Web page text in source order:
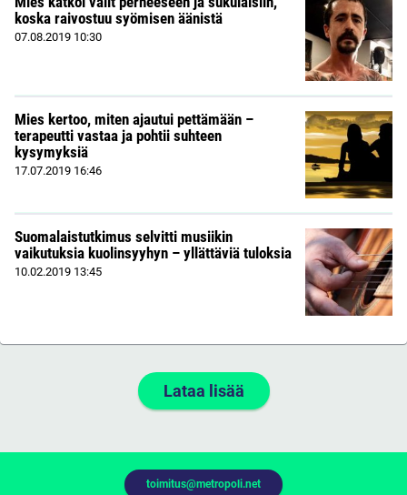
koska raivostuu syömisen äänistä
07.08.2019 10:30
Mies kertoo, miten ajautui pettämään –
terapeutti vastaa ja pohtii suhteen
kysymyksiä
17.07.2019 16:46
Suomalaistutkimus selvitti musiikin
vaikutuksia kuolinsyyhyn – yllättäviä tuloksia
10.02.2019 13:45
Lataa lisää
toimitus@metropoli.net